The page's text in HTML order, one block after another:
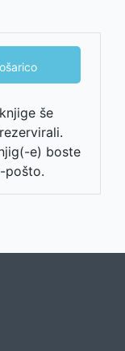
še
e) boste
pošto.